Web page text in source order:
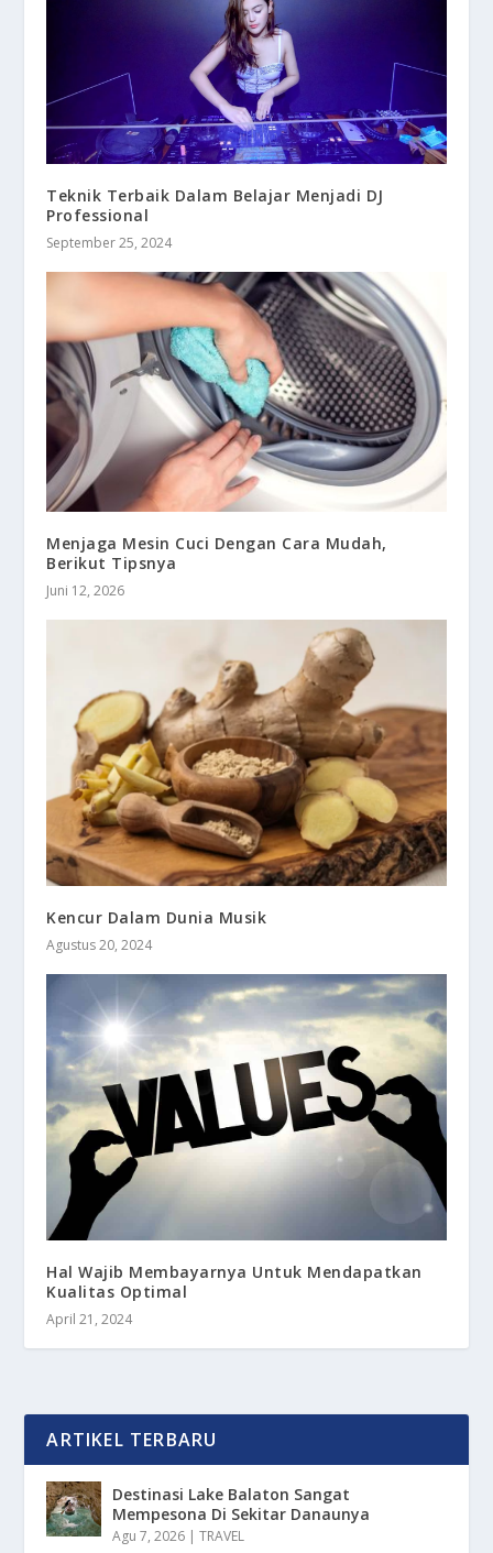
Teknik Terbaik Dalam Belajar Menjadi DJ
Professional
September 25, 2024
Menjaga Mesin Cuci Dengan Cara Mudah,
Berikut Tipsnya
Juni 12, 2026
Kencur Dalam Dunia Musik
Agustus 20, 2024
Hal Wajib Membayarnya Untuk Mendapatkan
Kualitas Optimal
April 21, 2024
ARTIKEL TERBARU
Destinasi Lake Balaton Sangat
Mempesona Di Sekitar Danaunya
Agu 7, 2026 |TRAVEL